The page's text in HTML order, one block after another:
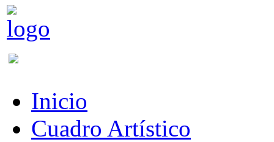
Inicio
Cuadro Artístico